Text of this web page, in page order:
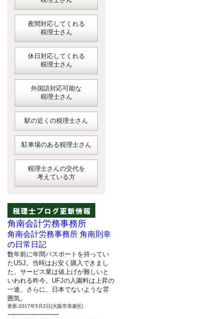
夜間対応してくれる
税理士さん
休日対応してくれる
税理士さん
外国語対応可能な
税理士さん
駅の近くの税理士さん
駐車場のある税理士さん
税理士さんの交代を
考えている方
角南会計労務事務所
角南会計労務事務所 角南則幸
の日常日記
数年前に年間パスポートを持ってい
たUSJ。当時はお安く購入できまし
た。サービス業は値上げが難しいと
いわれる昨今。UFJの入園料は上昇の
一途。さらに、日本でないような雰
囲気。
更新:2017年5月2日(大阪市浪速区)
---------------------